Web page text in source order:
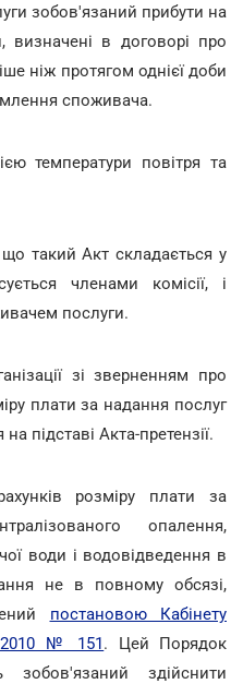
зобов'язаний прибути на
визначені в договорі про
ніж протягом однієї доби
споживача.
температури повітря та
такий Акт складається у
членами комісії, і
послуги.
зі зверненням про
плати за надання послуг
підставі Акта-претензії.
розміру плати за
опалення,
води і водовідведення в
не в повному обсязі,
постановою Кабінету
№ 151. Цей Порядок
здійснити